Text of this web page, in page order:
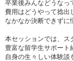
卒業後みんなどうなっ
費用はどうやって捻出
なかなか決断できずに
本セッションでは、ス
豊富な留学生サポート
自身の生々しい体験談